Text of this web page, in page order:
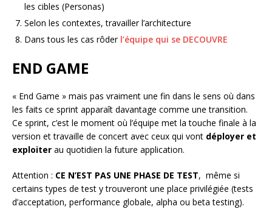
les cibles (Personas)
Selon les contextes, travailler l’architecture
Dans tous les cas rôderl’équipe qui se DECOUVRE
END GAME
« End Game » mais pas vraiment une fin dans le sens où dans
les faits ce sprint apparaît davantage comme une transition.
Ce sprint, c’est le moment où l’équipe met la touche finale à la
version et travaille de concert avec ceux qui vont déployer et
exploiter au quotidien la future application.
Attention : CE N’EST PAS UNE PHASE DE TEST, même si
certains types de test y trouveront une place privilégiée (tests
d’acceptation, performance globale, alpha ou beta testing).